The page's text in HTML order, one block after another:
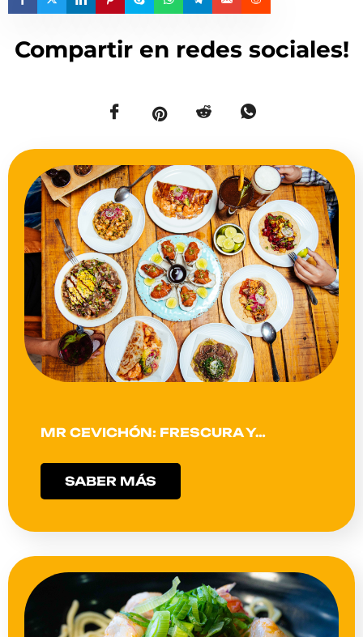
Compartir en redes sociales!
MR CEVICHÓN: FRESCURA Y…
SABER MÁS